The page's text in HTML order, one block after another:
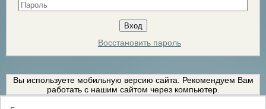
Восстановить пароль
Вы используете мобильную версию сайта. Рекомендуем Вам
работать с нашим сайтом через компьютер.